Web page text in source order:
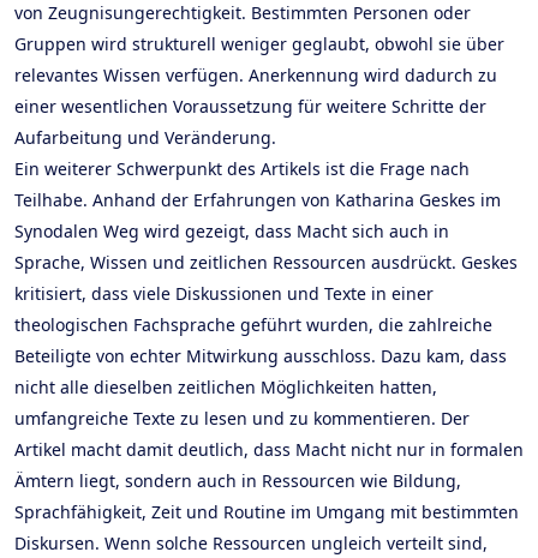
von Zeugnisungerechtigkeit. Bestimmten Personen oder
Gruppen wird strukturell weniger geglaubt, obwohl sie über
relevantes Wissen verfügen. Anerkennung wird dadurch zu
einer wesentlichen Voraussetzung für weitere Schritte der
Aufarbeitung und Veränderung.
Ein weiterer Schwerpunkt des Artikels ist die Frage nach
Teilhabe. Anhand der Erfahrungen von Katharina Geskes im
Synodalen Weg wird gezeigt, dass Macht sich auch in
Sprache, Wissen und zeitlichen Ressourcen ausdrückt. Geskes
kritisiert, dass viele Diskussionen und Texte in einer
theologischen Fachsprache geführt wurden, die zahlreiche
Beteiligte von echter Mitwirkung ausschloss. Dazu kam, dass
nicht alle dieselben zeitlichen Möglichkeiten hatten,
umfangreiche Texte zu lesen und zu kommentieren. Der
Artikel macht damit deutlich, dass Macht nicht nur in formalen
Ämtern liegt, sondern auch in Ressourcen wie Bildung,
Sprachfähigkeit, Zeit und Routine im Umgang mit bestimmten
Diskursen. Wenn solche Ressourcen ungleich verteilt sind,